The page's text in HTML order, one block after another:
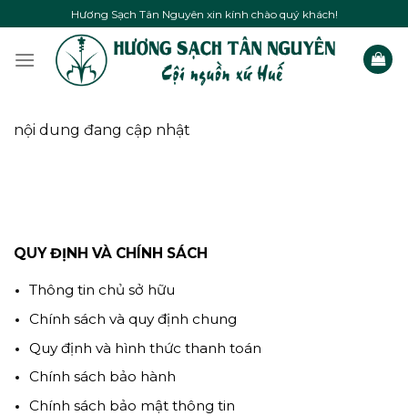
to
content
Hương Sạch Tân Nguyên xin kính chào quý khách!
nội dung đang cập nhật
QUY ĐỊNH VÀ CHÍNH SÁCH
Thông tin chủ sở hữu
Chính sách và quy định chung
Quy định và hình thức thanh toán
Chính sách bảo hành
Chính sách bảo mật thông tin